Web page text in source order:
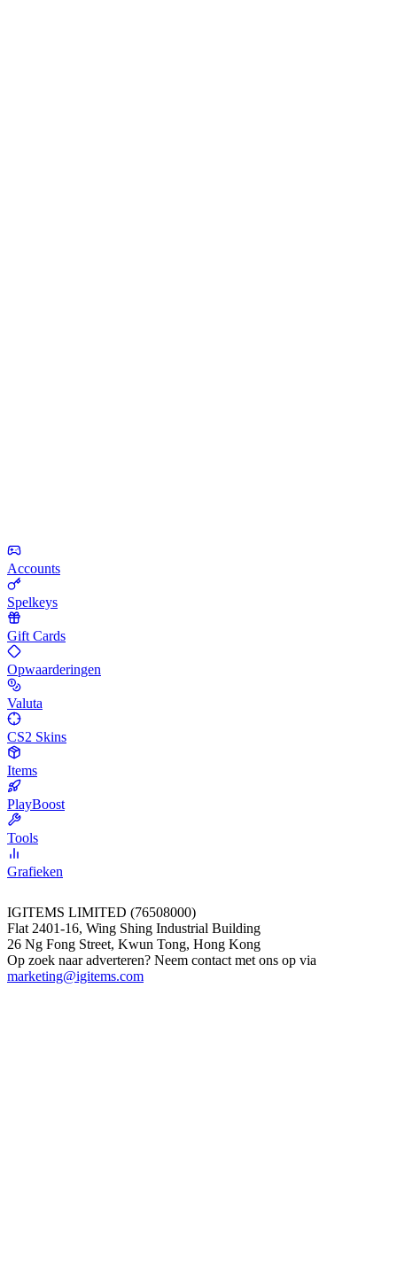
Accounts
Spelkeys
Gift Cards
Opwaarderingen
Valuta
CS2 Skins
Items
PlayBoost
Tools
Grafieken
IGITEMS LIMITED (76508000)
Flat 2401-16, Wing Shing Industrial Building
26 Ng Fong Street, Kwun Tong, Hong Kong
Op zoek naar adverteren? Neem contact met ons op via
marketing@igitems.com